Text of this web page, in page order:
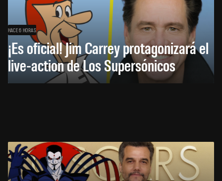
HACE 6 HORAS
¡Es oficial! Jim Carrey protagonizará el
live-action de Los Supersónicos